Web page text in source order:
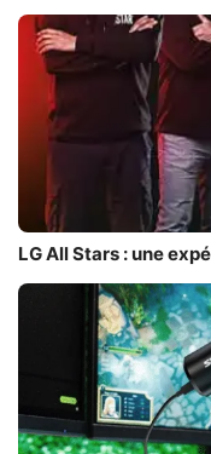
LG All Stars : une